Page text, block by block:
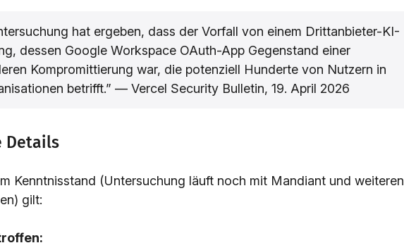
hat ergeben, dass der Vorfall von einem Drittanbieter-KI-
dessen Google Workspace OAuth-App Gegenstand einer
Kompromittierung war, die potenziell Hunderte von Nutzern in
betrifft.” — Vercel Security Bulletin, 19. April 2026
Details
Kenntnisstand (Untersuchung läuft noch mit Mandiant und weiteren
gilt: